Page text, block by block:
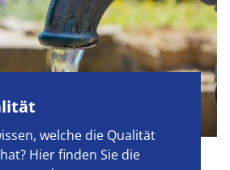
welche die Qualität
Hier finden Sie die